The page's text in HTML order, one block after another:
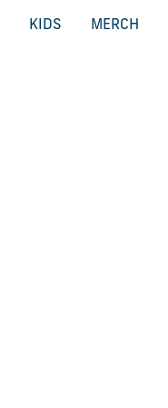
KIDS MERCH